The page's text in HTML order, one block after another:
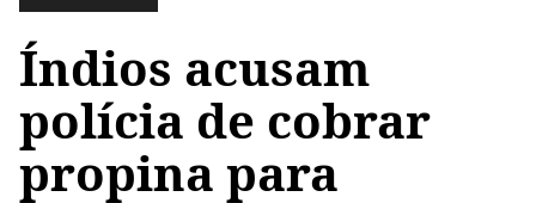
Índios acusam
polícia de cobrar
propina para